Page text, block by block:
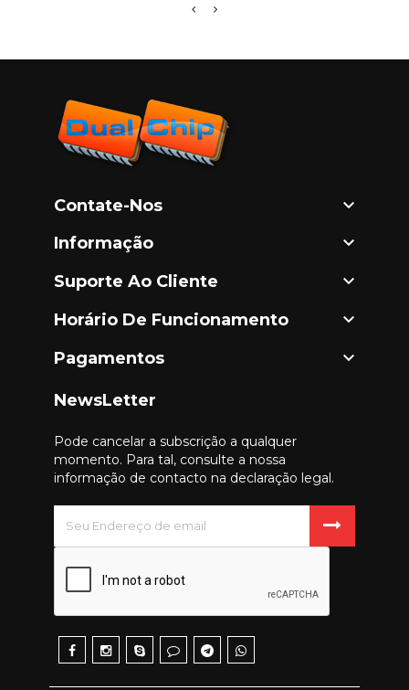
Contate-Nos 
Informação 
Suporte Ao Cliente 
Horário De Funcionamento 
Pagamentos 
NewsLetter
Pode cancelar a subscrição a qualquer
momento. Para tal, consulte a nossa
informação de contacto na declaração legal.